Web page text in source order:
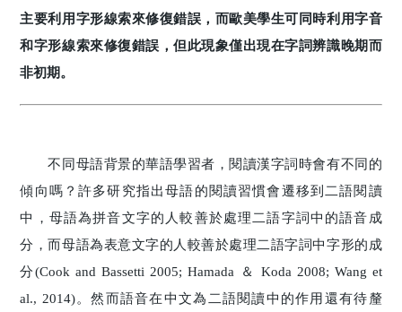
主要利用字形線索來修復錯誤，而歐美學生可同時利用字音
和字形線索來修復錯誤，但此現象僅出現在字詞辨識晚期而
非初期。
不同母語背景的華語學習者，閱讀漢字詞時會有不同的
傾向嗎？許多研究指出母語的閱讀習慣會遷移到二語閱讀
中，母語為拼音文字的人較善於處理二語字詞中的語音成
分，而母語為表意文字的人較善於處理二語字詞中字形的成
分(Cook and Bassetti 2005; Hamada ＆ Koda 2008; Wang et
al., 2014)。然而語音在中文為二語閱讀中的作用還有待釐